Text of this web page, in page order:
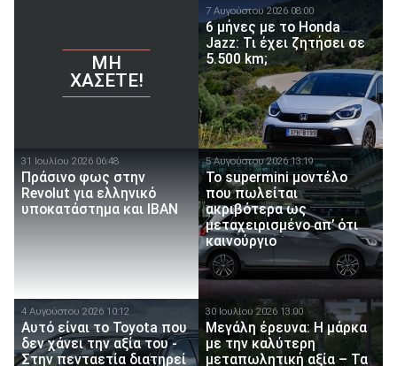
ΜΗ
ΧΆΣΕΤΕ!
7 Αυγούστου 2026 08:00
6 μήνες με το Honda
Jazz: Τι έχει ζητήσει σε
5.500 km;
31 Ιουλίου 2026 06:48
Πράσινο φως στην
Revolut για ελληνικό
υποκατάστημα και IBAN
5 Αυγούστου 2026 13:19
Το supermini μοντέλο
που πωλείται
ακριβότερα ως
μεταχειρισμένο απ’ ότι
καινούργιο
4 Αυγούστου 2026 10:12
Αυτό είναι το Toyota που
δεν χάνει την αξία του -
Στην πενταετία διατηρεί
30 Ιουλίου 2026 13:00
Μεγάλη έρευνα: Η μάρκα
με την καλύτερη
μεταπωλητική αξία – Τα